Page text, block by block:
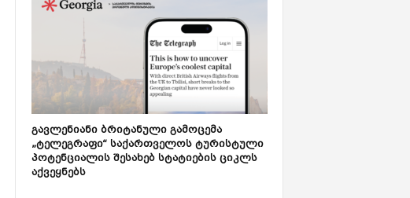
გავლენიანი ბრიტანული გამოცემა
„ტელეგრაფი“ საქართველოს ტურისტული
პოტენციალის შესახებ სტატიების ციკლს
აქვეყნებს